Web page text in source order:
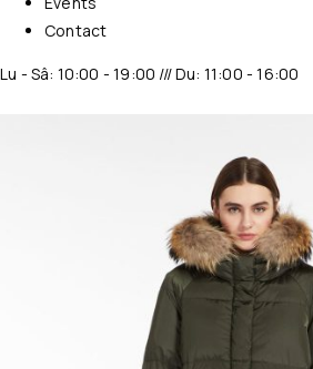
Contact
Lu - Sâ: 10:00 - 19:00 /// Du: 11:00 - 16:00